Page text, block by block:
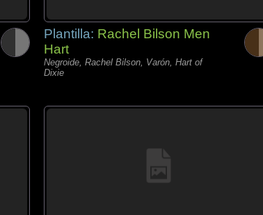
Plantilla: Rachel Bilson Men
Hart
Negroide, Rachel Bilson, Varón, Hart of
Dixie